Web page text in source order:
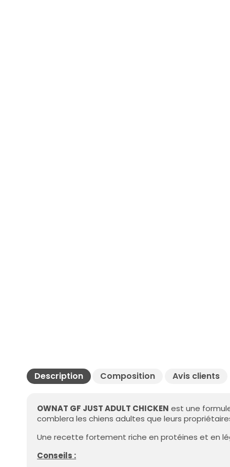
Description Composition Avis clients
OWNAT GF JUST ADULT CHICKEN est une
comblera les chiens adultes que leurs
Une recette fortement riche en protéines et en
Conseils :